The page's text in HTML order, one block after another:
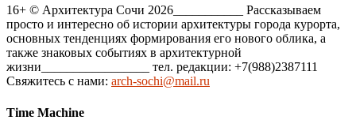
16+ © Архитектура Сочи 2026___________ Рассказываем
просто и интересно об истории архитектуры города курорта,
основных тенденциях формирования его нового облика, а
также знаковых событиях в архитектурной
жизни_________________ тел. редакции: +7(988)2387111
Свяжитесь с нами: arch-sochi@mail.ru
Time Machine